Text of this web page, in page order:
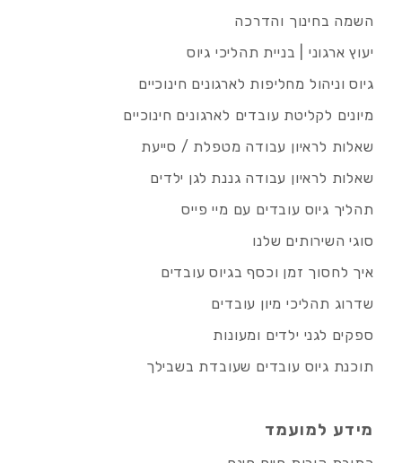
השמה בחינוך והדרכה
יעוץ ארגוני | בניית תהליכי גיוס
גיוס וניהול מחליפות לארגונים חינוכיים
מיונים לקליטת עובדים לארגונים חינוכיים
שאלות לראיון עבודה מטפלת / סייעת
שאלות לראיון עבודה גננת לגן ילדים
תהליך גיוס עובדים עם מיי פייס
סוגי השירותים שלנו
איך לחסוך זמן וכסף בגיוס עובדים
שדרוג תהליכי מיון עובדים
ספקים לגני ילדים ומעונות
תוכנת גיוס עובדים שעובדת בשבילך
מידע למועמד